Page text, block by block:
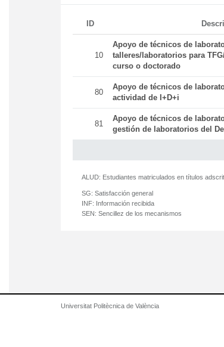
ID
10
Apoyo de técnicos de
talleres/laboratorios para
curso o doctorado
80
Apoyo de técnicos de
actividad de I+D+i
81
Apoyo de técnicos de
gestión de laboratorios del
ALUD: Estudiantes matriculados en títulos
SG: Satisfacción general
INF: Información recibida
SEN: Sencillez de los mecanismos
Universitat Politècnica de València